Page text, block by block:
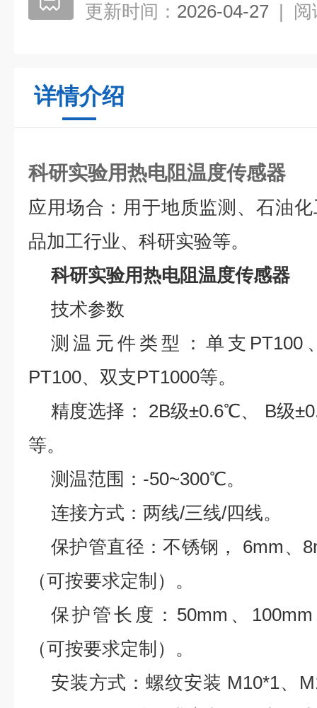
更新时间： 2026-04-27 | 阅
详情介绍
科研实验用热电阻温度传感器
应用场合：用于地质监测、石油
品加工行业、科研实验等。
科研实验用热电阻温度传感器
技术参数
测温元件类型：单支 PT100
PT100、双支PT1000等。
精度选择：
2B级±0.6℃、 B级±
等。
测温范围： -50~300℃。
连接方式：两线/三线/四线。
保护管直径：不锈钢，
6mm、
（可按要求定制）。
保护管长度： 50mm 、 100mm
（可按要求定制）。
安装方式：螺纹安装 M10*1、